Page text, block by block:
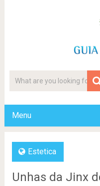
Menu
Estetica
Unhas da Jinx